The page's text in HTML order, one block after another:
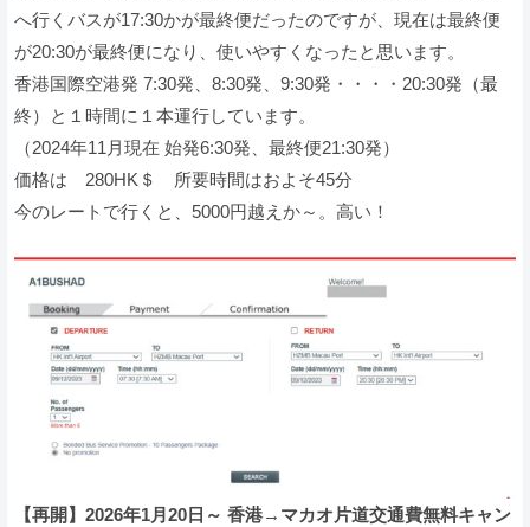
へ行くバスが17:30かが最終便だったのですが、現在は最終便
が20:30が最終便になり、使いやすくなったと思います。
香港国際空港発 7:30発、8:30発、9:30発・・・・20:30発（最
終）と１時間に１本運行しています。
（2024年11月現在 始発6:30発、最終便21:30発）
価格は 280HK＄ 所要時間はおよそ45分
今のレートで行くと、5000円越えか～。高い！
【再開】2026年1月20日～ 香港→マカオ片道交通費無料キャン